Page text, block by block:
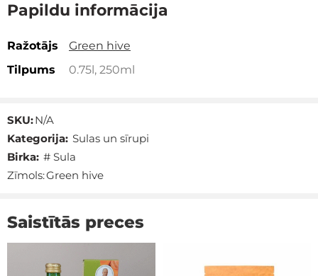
Papildu informācija
Ražotājs
Green hive
Tilpums
0.75l, 250ml
SKU:N/A
Kategorija: Sulas un sīrupi
Birka: # Sula
Zīmols:Green hive
Saistītās preces